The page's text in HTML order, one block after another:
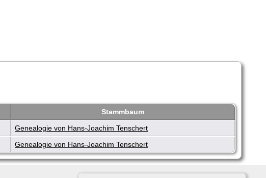
Stammbaum
Genealogie von Hans-Joachim Tenschert
Genealogie von Hans-Joachim Tenschert